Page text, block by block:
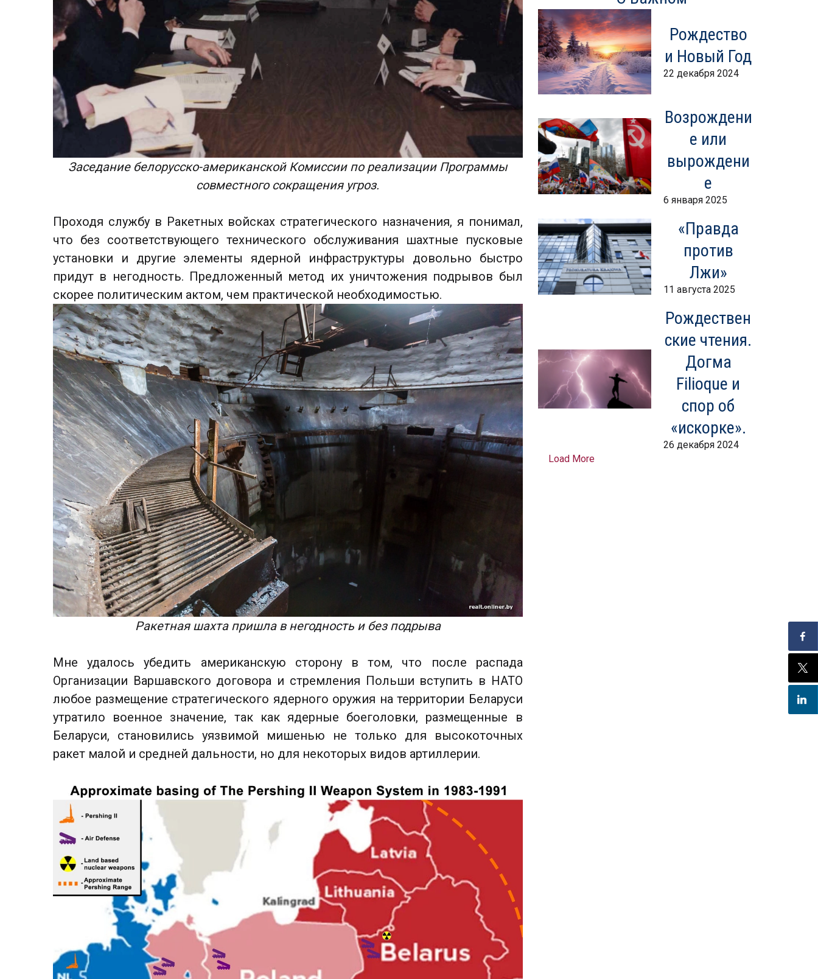
Заседание белорусско-американской Комиссии по реализации Программы
совместного сокращения угроз.
Проходя службу в Ракетных войсках стратегического назначения, я понимал,
что без соответствующего технического обслуживания шахтные пусковые
установки и другие элементы ядерной инфраструктуры довольно быстро
придут в негодность. Предложенный метод их уничтожения подрывов был
скорее политическим актом, чем практической необходимостью.
Ракетная шахта пришла в негодность и без подрыва
Мне удалось убедить американскую сторону в том, что после распада
Организации Варшавского договора и стремления Польши вступить в НАТО
любое размещение стратегического ядерного оружия на территории Беларуси
утратило военное значение, так как ядерные боеголовки, размещенные в
Беларуси, становились уязвимой мишенью не только для высокоточных
ракет малой и средней дальности, но для некоторых видов артиллерии.
Рождество
и Новый Год
22 декабря 2024
Возрождени
е или
вырождени
е
6 января 2025
«Правда
против
Лжи»
11 августа 2025
Рождествен
ские чтения.
Догма
Filioque и
спор об
«искорке».
26 декабря 2024
Load More